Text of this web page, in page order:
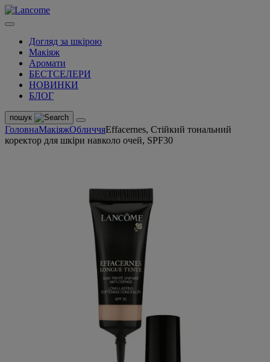
Догляд за шкірою
Макіяж
Аромати
БЕСТСЕЛЕРИ
НОВИНКИ
БЛОГ
пошук
ГоловнаМакіяжОбличчяEffacernes, Стійкий тональний
коректор для шкіри навколо очей, SPF30